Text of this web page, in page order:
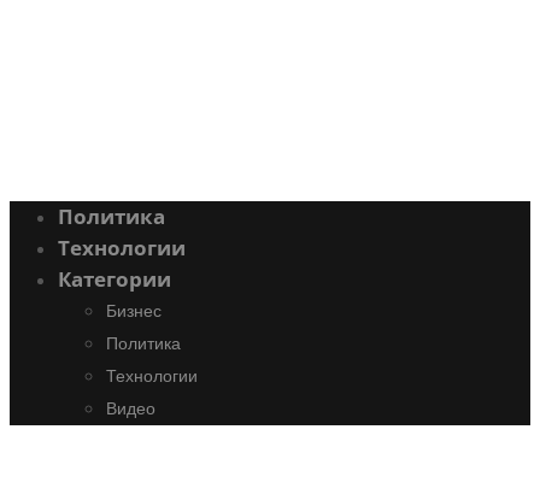
Политика
Технологии
Категории
Бизнес
Политика
Технологии
Видео